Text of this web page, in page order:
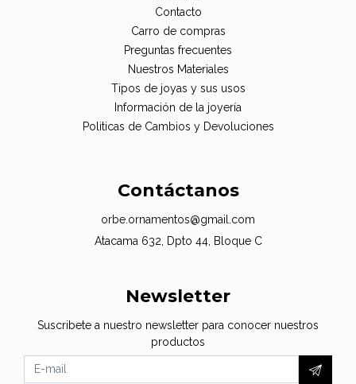
Contacto
Carro de compras
Preguntas frecuentes
Nuestros Materiales
Tipos de joyas y sus usos
Información de la joyería
Politicas de Cambios y Devoluciones
Contáctanos
orbe.ornamentos@gmail.com
Atacama 632, Dpto 44, Bloque C
Newsletter
Suscribete a nuestro newsletter para conocer nuestros
productos